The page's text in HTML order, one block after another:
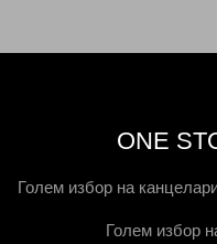
ONE
Голем избор на
Голем избор